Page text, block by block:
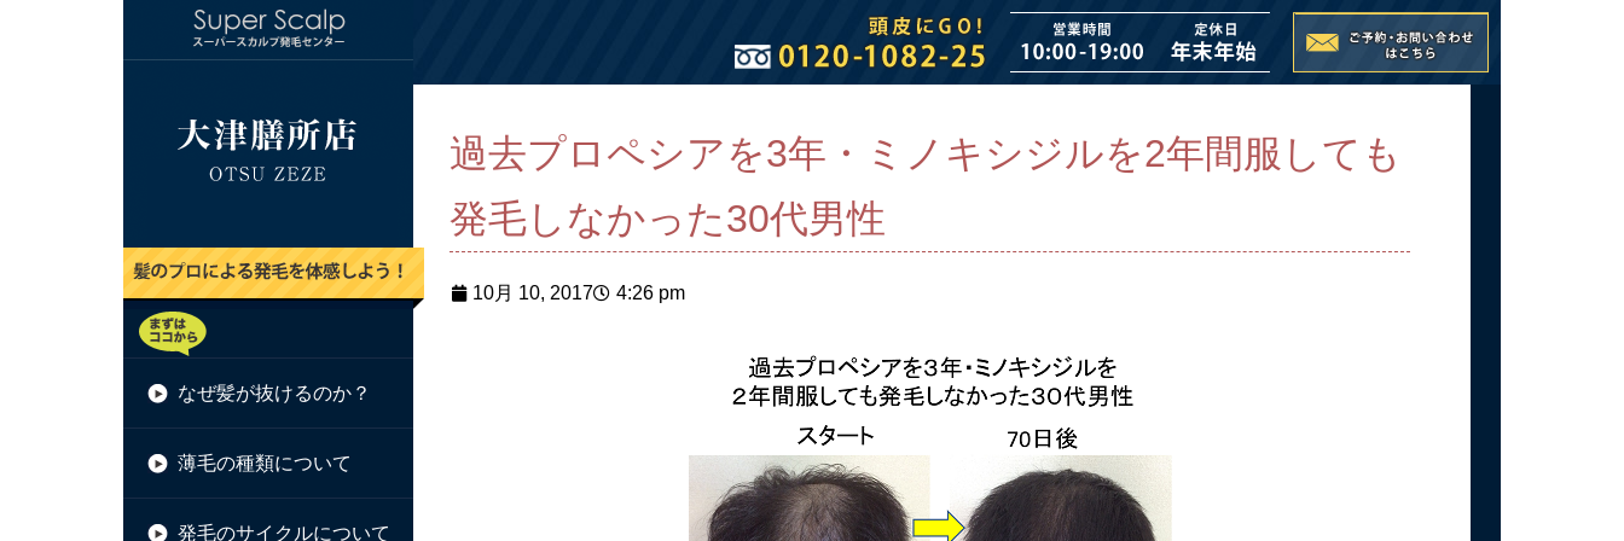
なぜ髪が抜けるのか？
薄毛の種類について
発毛のサイクルについて
過去プロペシアを3年・ミノキシジルを2年間服しても
発毛しなかった30代男性
10月 10, 2017 4:26 pm